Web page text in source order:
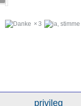
3
privileg